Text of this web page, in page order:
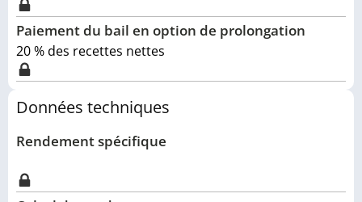
Paiement du bail en option de prolongation
20 % des recettes nettes
Données techniques
Rendement spécifique